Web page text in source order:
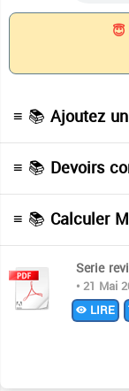
≡ 📚 Ajoutez
≡ 📚 Devoirs
≡ 📚 Calculer
Serie
• 21 Mai
LIRE